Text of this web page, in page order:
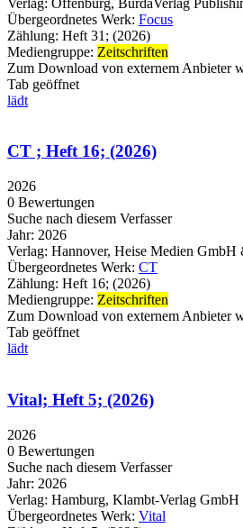
Übergeordnetes Werk: Focus
Zählung: Heft 31; (2026)
Mediengruppe: Zeitschriften
Zum Download von externem Anbieter
Tab geöffnet
lädt
CT ; Heft 16; (2026)
2026
0 Bewertungen
Suche nach diesem Verfasser
Jahr: 2026
Verlag: Hannover, Heise Medien
Übergeordnetes Werk: CT
Zählung: Heft 16; (2026)
Mediengruppe: Zeitschriften
Zum Download von externem Anbieter
Tab geöffnet
lädt
Vital; Heft 5; (2026)
2026
0 Bewertungen
Suche nach diesem Verfasser
Jahr: 2026
Verlag: Hamburg, Klambt-Verlag
Übergeordnetes Werk: Vital